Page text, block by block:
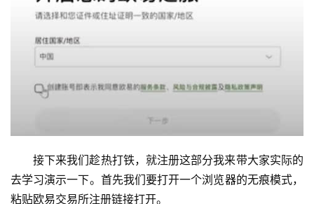
接下来我们趁热打铁，就注册这部分我来带大家实际的
去学习演示一下。首先我们要打开一个浏览器的无痕模式，
粘贴欧易交易所注册链接打开。